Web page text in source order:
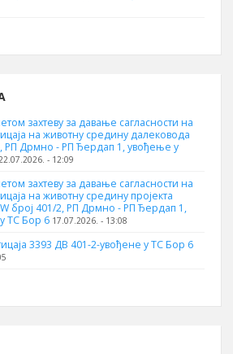
захтеву за давање сагласности на
на животну средину далековода
РП Дрмно - РП Ђердап 1, увођење у
- 12:09
захтеву за давање сагласности на
на животну средину пројекта
број 401/2, РП Дрмно - РП Ђердап 1,
ТС Бор 6 17.07.2026. - 13:08
3393 ДВ 401-2-увођене у ТС Бор 6